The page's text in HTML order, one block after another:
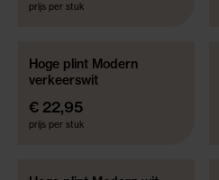
prijs per stuk
Hoge plint Modern
verkeerswit
€ 22,95
prijs per stuk